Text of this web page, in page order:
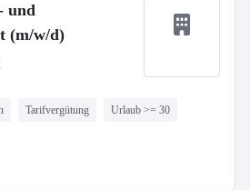
und
(m/w/d)
Tarifvergütung Urlaub >= 30